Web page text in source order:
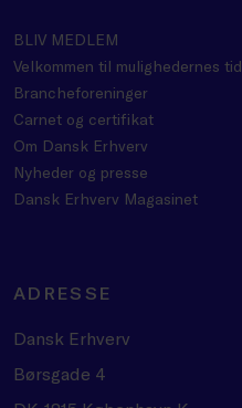
BLIV MEDLEM
Velkommen til mulighedernes tid
Brancheforeninger
Carnet og certifikat
Om Dansk Erhverv
Nyheder og presse
Dansk Erhverv Magasinet
ADRESSE
Dansk Erhverv
Børsgade 4